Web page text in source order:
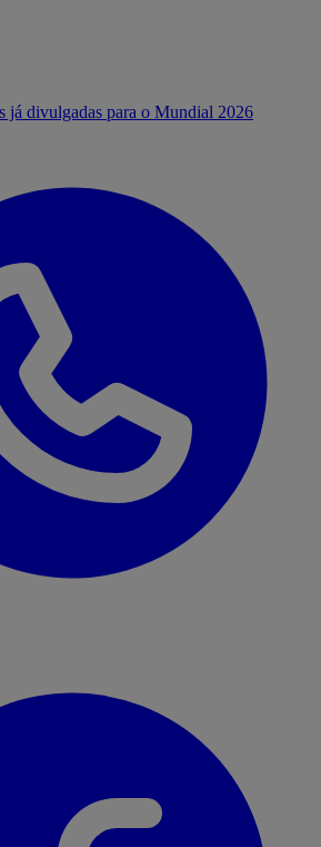
já divulgadas para o Mundial 2026